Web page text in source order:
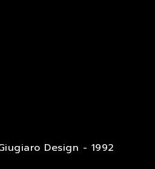
Design - 1992